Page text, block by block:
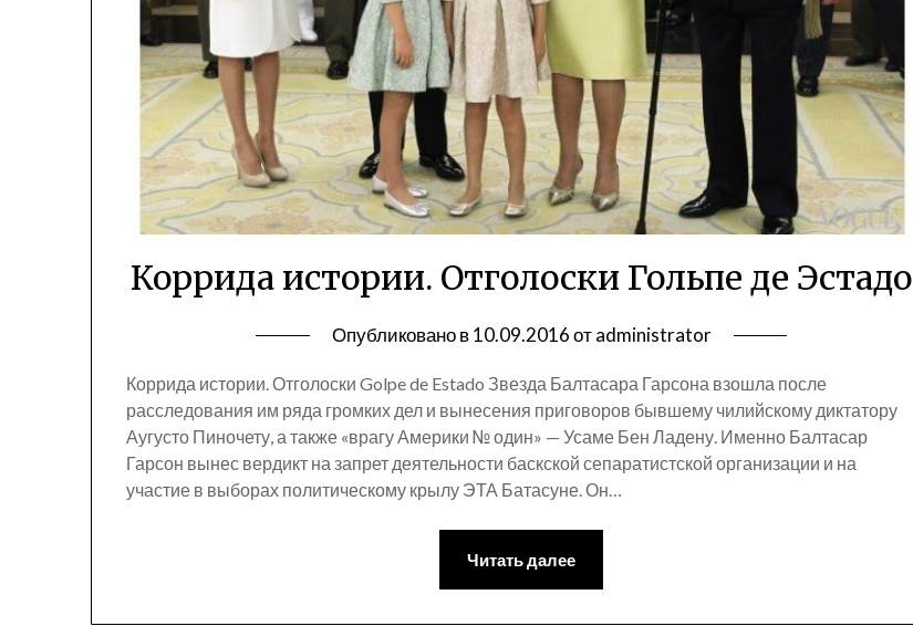
Коррида истории. Отголоски Гольпе де Эстадо
Опубликовано в10.09.2016отadministrator
Коррида истории. Отголоски Golpe de Estado Звезда Балтасара Гарсона взошла после
расследования им ряда громких дел и вынесения приговоров бывшему чилийскому диктатору
Аугусто Пиночету, а также «врагу Америки № один» — Усаме Бен Ладену. Именно Балтасар
Гарсон вынес вердикт на запрет деятельности баскской сепаратистской организации и на
участие в выборах политическому крылу ЭТА Батасуне. Он…
Читать далее